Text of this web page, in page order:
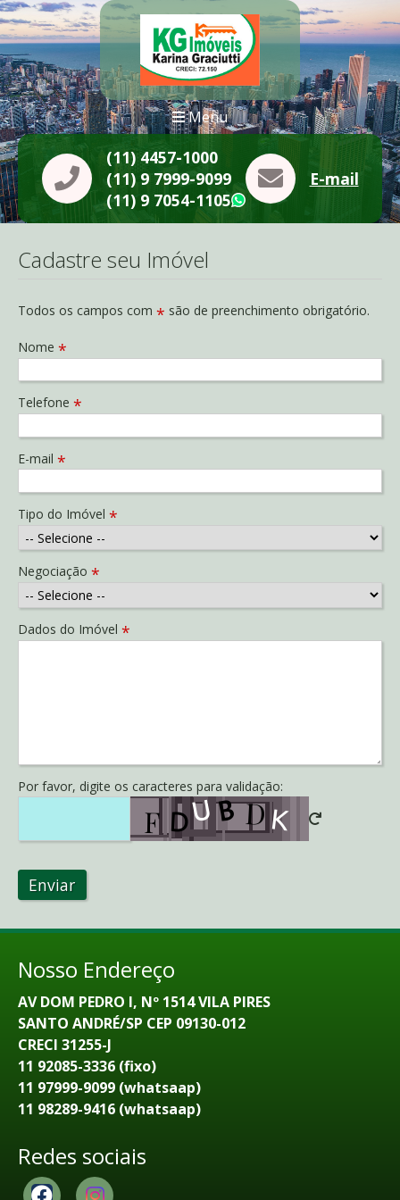
Menu
(11) 4457-1000
(11) 9 7999-9099
(11) 9 7054-1105
WhatsApp
E-mail
Cadastre seu Imóvel
Todos os campos com * são de preenchimento obrigatório.
Nome *
Telefone *
E-mail *
Tipo do Imóvel *
Negociação *
Dados do Imóvel *
Por favor, digite os caracteres para validação:
Enviar
Nosso Endereço
AV DOM PEDRO I, Nº 1514 VILA PIRES
SANTO ANDRÉ/SP CEP 09130-012
CRECI 31255-J
11 92085-3336 (fixo)
11 97999-9099 (whatsaap)
11 98289-9416 (whatsaap)
Redes sociais